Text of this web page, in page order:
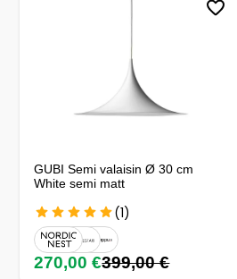
GUBI Semi valaisin Ø 30 cm
White semi matt
(1)
270,00 €399,00 €